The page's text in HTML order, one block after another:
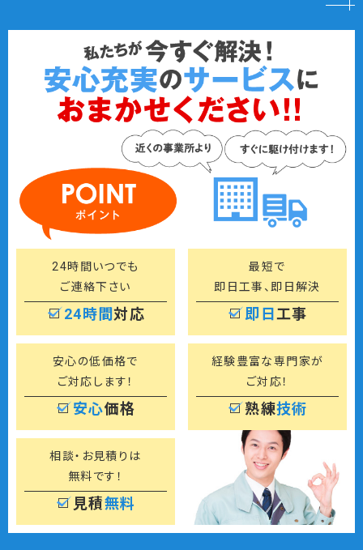
24時間対応
24時間いつでも
ご連絡下さい
即日工事
最短で
即日工事、即日解決
安心価格
安心の低価格で
ご対応します！
熟練技術
経験豊富な専門家が
ご対応！
見積無料
相談・お見積りは
無料です！